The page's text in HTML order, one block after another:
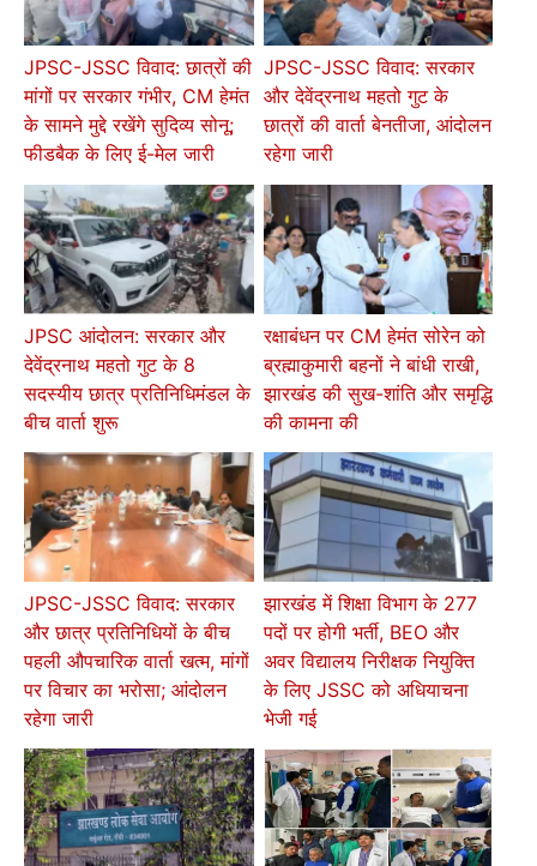
JPSC-JSSC विवाद: छात्रों की
मांगों पर सरकार गंभीर, CM हेमंत
के सामने मुद्दे रखेंगे सुदिव्य सोनू;
फीडबैक के लिए ई-मेल जारी
JPSC-JSSC विवाद: सरकार
और देवेंद्रनाथ महतो गुट के
छात्रों की वार्ता बेनतीजा, आंदोलन
रहेगा जारी
JPSC आंदोलन: सरकार और
देवेंद्रनाथ महतो गुट के 8
सदस्यीय छात्र प्रतिनिधिमंडल के
बीच वार्ता शुरू
रक्षाबंधन पर CM हेमंत सोरेन को
ब्रह्माकुमारी बहनों ने बांधी राखी,
झारखंड की सुख-शांति और समृद्धि
की कामना की
JPSC-JSSC विवाद: सरकार
और छात्र प्रतिनिधियों के बीच
पहली औपचारिक वार्ता खत्म, मांगों
पर विचार का भरोसा; आंदोलन
रहेगा जारी
झारखंड में शिक्षा विभाग के 277
पदों पर होगी भर्ती, BEO और
अवर विद्यालय निरीक्षक नियुक्ति
के लिए JSSC को अधियाचना
भेजी गई